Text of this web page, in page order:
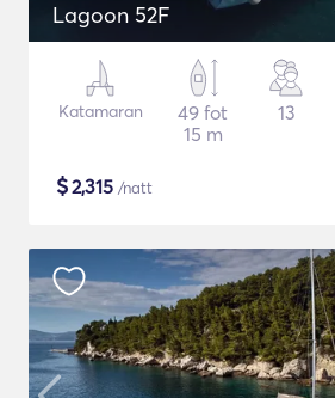
Lagoon 52F
Katamaran
49 fot
15 m
13
$2,315 /natt